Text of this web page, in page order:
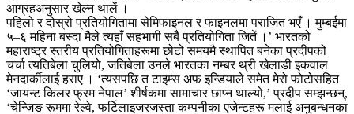
आग्रहअनुसार खेल्न थालें ।
पहिलो र दोस्रो प्रतियोगितामा सेमिफाइनल र फाइनलमा पराजित भएँ । मुम्बईमा
५–६ महिना बस्दा मैले त्यहाँ सहभागी सबै प्रतियोगिता जितें ।’ भारतको
महाराष्ट्र स्तरीय प्रतियोगिताहरूमा छोटो समयमै स्थापित बनेका प्रदीपको
चर्चा त्यतिबेला चुलियो, जतिबेला उनले भारतका नम्बर थ्री खेलाडी इकवाल
मेनदार्कीलाई हराए । ‘त्यसपछि त टाइम्स अफ इन्डियाले समेत मेरो फोटोसहित
‘जायन्ट किलर फ्रम नेपाल’ शीर्षकमा सामाचार छाप्न थाल्यो,’ प्रदीप सम्झन्छन्,
‘चेन्जिङ रूममा रेल्वे, फर्टिलाइजरजस्ता कम्पनीका एजेन्टहरू मलाई अनुबन्धनका